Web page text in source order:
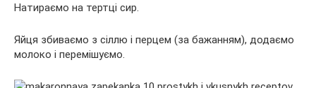
Натираємо на тертці сир.
Яйця збиваємо з сіллю і перцем (за бажанням), додаємо
молоко і перемішуємо.